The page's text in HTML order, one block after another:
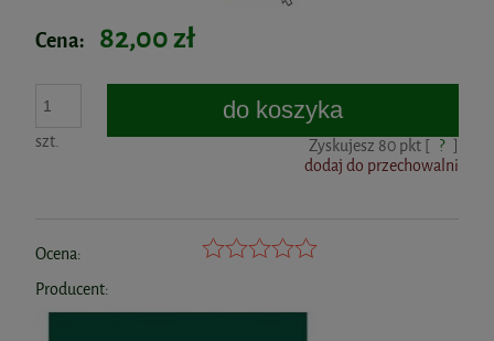
Cena: 82,00 zł
szt.
do koszyka
Zyskujesz 80pkt [ ? ]
dodaj do przechowalni
Ocena:
Producent: